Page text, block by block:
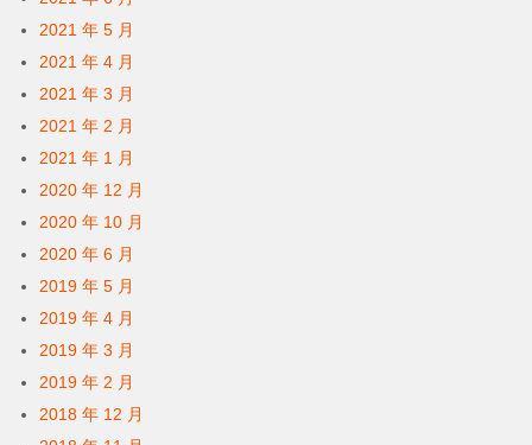
2021 年 5 月
2021 年 4 月
2021 年 3 月
2021 年 2 月
2021 年 1 月
2020 年 12 月
2020 年 10 月
2020 年 6 月
2019 年 5 月
2019 年 4 月
2019 年 3 月
2019 年 2 月
2018 年 12 月